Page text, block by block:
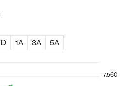
1A 3A 5A
7.560